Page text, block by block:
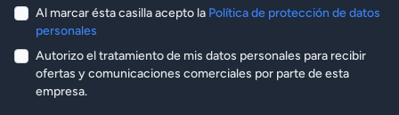
Al marcar ésta casilla acepto la Política de protección de datos
personales
Autorizo el tratamiento de mis datos personales para recibir
ofertas y comunicaciones comerciales por parte de esta
empresa.